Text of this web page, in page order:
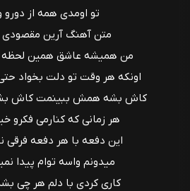
تو اومدی همه از دورو
متن آهنگ آرین مقصودی
من همیشه عاشق همین لحظه
اونکه هر وقت تو دلت بخواد
کاش بشه همش ببینمت کاش
هر زمانی که کنارمی فکرو
این دفعه با هر دفعه فرقی
میدونم واسه توام پیدا
کاری کردی با دلم هر چی